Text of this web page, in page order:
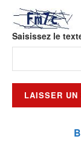
Saisissez le